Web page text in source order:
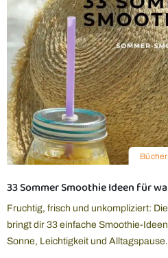
Bücher
33 Sommer Smoothie Ideen für
Fruchtig, frisch und unkompliziert:
bringt dir 33 einfache Smoothie-
Sonne, Leichtigkeit und